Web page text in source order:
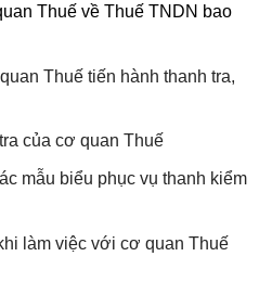
Thuế về Thuế TNDN bao
Thuế tiến hành thanh tra,
của cơ quan Thuế
mẫu biểu phục vụ thanh kiểm
làm việc với cơ quan Thuế